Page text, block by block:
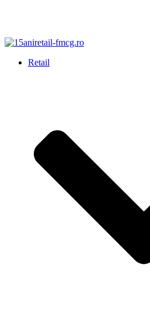
Retail